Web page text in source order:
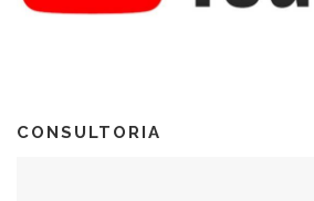
CONSULTORIA